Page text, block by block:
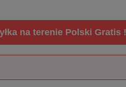
na terenie Polski Gratis !